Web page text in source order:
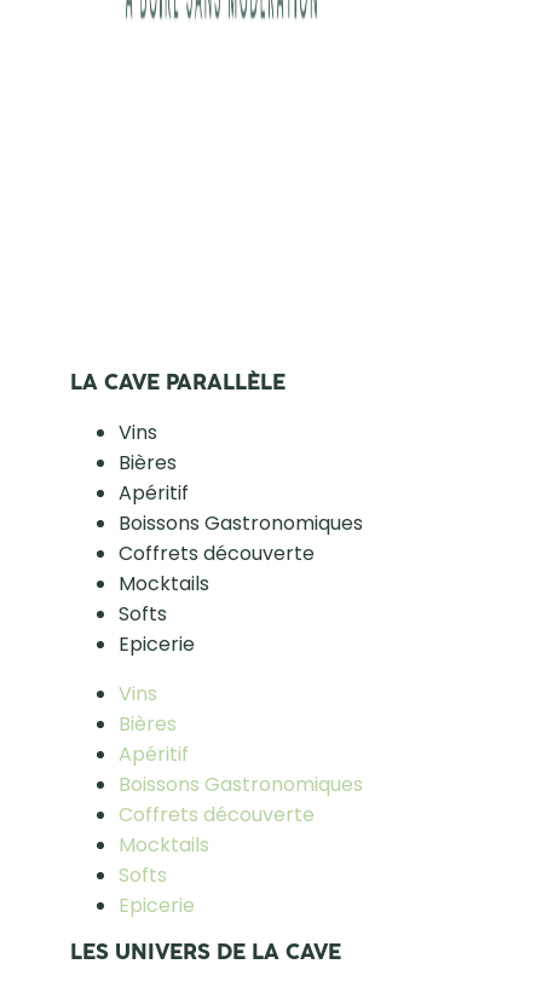
LA CAVE PARALLÈLE
Vins
Bières
Apéritif
Boissons Gastronomiques
Coffrets découverte
Mocktails
Softs
Epicerie
Vins
Bières
Apéritif
Boissons Gastronomiques
Coffrets découverte
Mocktails
Softs
Epicerie
LES UNIVERS DE LA CAVE